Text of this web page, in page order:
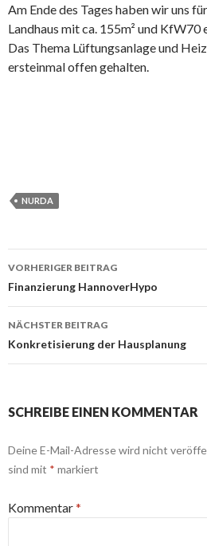
Am Ende des Tages haben wir uns
Landhaus mit ca. 155m² und KfW70
Das Thema Lüftungsanlage und
ersteinmal offen gehalten.
NURDA
Beitrags-
Navigation
VORHERIGER BEITRAG
Finanzierung HannoverHypo
NÄCHSTER BEITRAG
Konkretisierung der Hausplanung
SCHREIBE EINEN KOMMENTAR
Deine E-Mail-Adresse wird nicht
sind mit * markiert
Kommentar*